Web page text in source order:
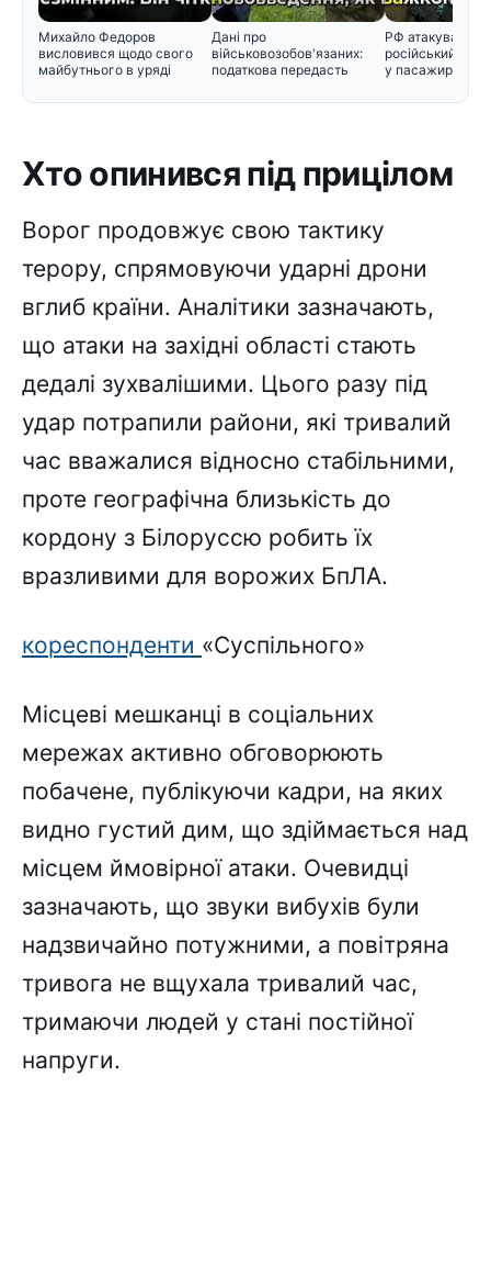
Михайло Федоров
висловився щодо свого
майбутнього в уряді
Дані про
військовозобов'язаних:
податкова передасть
РФ атакувала
російський
у пасажирський
Хто опинився під прицілом
Ворог продовжує свою тактику
терору, спрямовуючи ударні дрони
вглиб країни. Аналітики зазначають,
що атаки на західні області стають
дедалі зухвалішими. Цього разу під
удар потрапили райони, які тривалий
час вважалися відносно стабільними,
проте географічна близькість до
кордону з Білоруссю робить їх
вразливими для ворожих БпЛА.
кореспонденти «Суспільного»
Місцеві мешканці в соціальних
мережах активно обговорюють
побачене, публікуючи кадри, на яких
видно густий дим, що здіймається над
місцем ймовірної атаки. Очевидці
зазначають, що звуки вибухів були
надзвичайно потужними, а повітряна
тривога не вщухала тривалий час,
тримаючи людей у стані постійної
напруги.